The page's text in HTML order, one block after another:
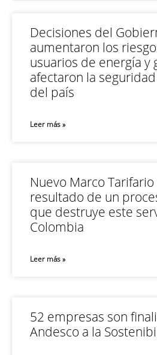
Decisiones del
aumentaron los
usuarios de energía y
afectaron la
del país
Leer más »
Nuevo Marco
resultado de un
que destruye este
Colombia
Leer más »
52 empresas son
Andesco a la